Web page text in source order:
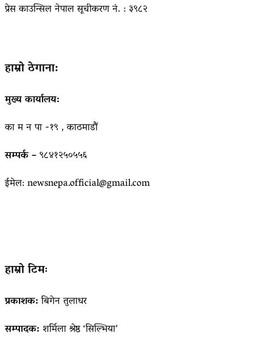
प्रेस काउन्सिल नेपाल सूचीकरण नं. : ३९८२
हाम्रो ठेगाना:
मुख्य कार्यालय:
का म न पा -१९ , काठमाडौं
सम्पर्क –९८४१२५०५५६
ईमेल: newsnepa.official@gmail.com
हाम्रो टिमः
प्रकाशक:बिगेन तुलाधर
सम्पादक: शर्मिला श्रेष्ठ ‘सिल्भिया’